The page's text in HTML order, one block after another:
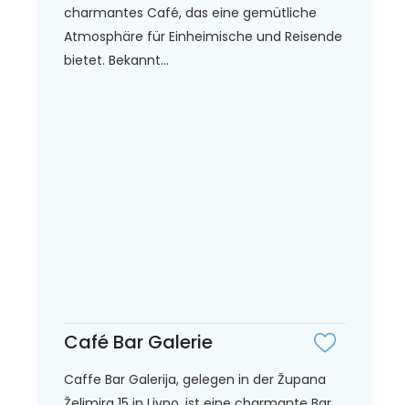
charmantes Café, das eine gemütliche
Atmosphäre für Einheimische und Reisende
bietet. Bekannt...
Café Bar Galerie
Caffe Bar Galerija, gelegen in der Župana